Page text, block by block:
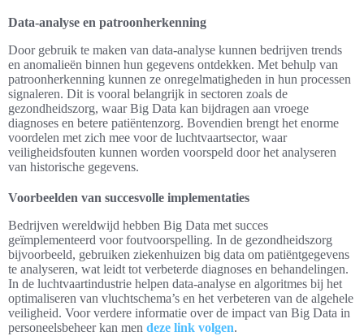
Data-analyse en patroonherkenning
Door gebruik te maken van data-analyse kunnen bedrijven trends
en anomalieën binnen hun gegevens ontdekken. Met behulp van
patroonherkenning kunnen ze onregelmatigheden in hun processen
signaleren. Dit is vooral belangrijk in sectoren zoals de
gezondheidszorg, waar Big Data kan bijdragen aan vroege
diagnoses en betere patiëntenzorg. Bovendien brengt het enorme
voordelen met zich mee voor de luchtvaartsector, waar
veiligheidsfouten kunnen worden voorspeld door het analyseren
van historische gegevens.
Voorbeelden van succesvolle implementaties
Bedrijven wereldwijd hebben Big Data met succes
geïmplementeerd voor foutvoorspelling. In de gezondheidszorg
bijvoorbeeld, gebruiken ziekenhuizen big data om patiëntgegevens
te analyseren, wat leidt tot verbeterde diagnoses en behandelingen.
In de luchtvaartindustrie helpen data-analyse en algoritmes bij het
optimaliseren van vluchtschema’s en het verbeteren van de algehele
veiligheid. Voor verdere informatie over de impact van Big Data in
personeelsbeheer kan men deze link volgen.